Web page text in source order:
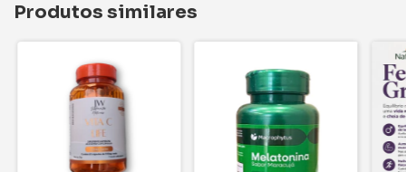
Produtos similares